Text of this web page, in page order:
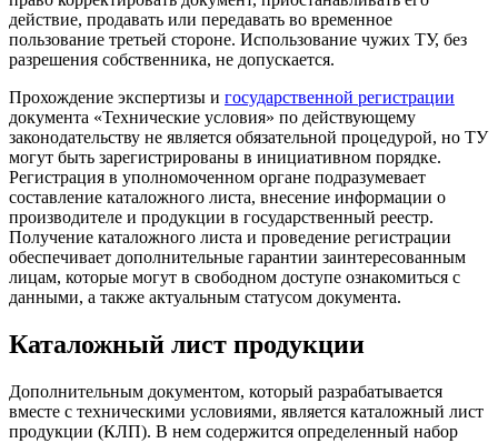
действие, продавать или передавать во временное
пользование третьей стороне. Использование чужих ТУ, без
разрешения собственника, не допускается.
Прохождение экспертизы и государственной регистрации
документа «Технические условия» по действующему
законодательству не является обязательной процедурой, но ТУ
могут быть зарегистрированы в инициативном порядке.
Регистрация в уполномоченном органе подразумевает
составление каталожного листа, внесение информации о
производителе и продукции в государственный реестр.
Получение каталожного листа и проведение регистрации
обеспечивает дополнительные гарантии заинтересованным
лицам, которые могут в свободном доступе ознакомиться с
данными, а также актуальным статусом документа.
Каталожный лист продукции
Дополнительным документом, который разрабатывается
вместе с техническими условиями, является каталожный лист
продукции (КЛП). В нем содержится определенный набор